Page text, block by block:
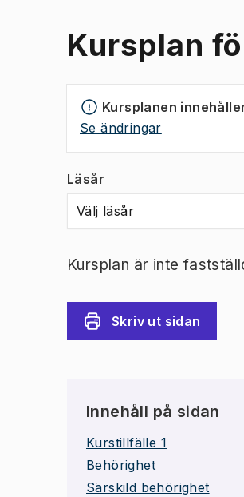
Kursplan
Kursplanen
Se ändringar
Läsår
Välj läsår
Kursplan är inte
Skriv ut sidan
Innehåll på sidan
Kurstillfälle 1
Behörighet
Särskild behörighet